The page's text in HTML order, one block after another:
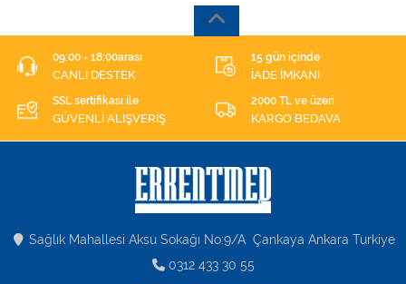
09:00 - 18:00arası
CANLI DESTEK
15 gün içinde
İADE İMKANI
SSL sertifikası ile
GÜVENLİ ALIŞVERİŞ
2000 TL ve üzeri
KARGO BEDAVA
Sağlık Mahallesi Aksu Sokağı No:9/A Çankaya Ankara Turkiye
0312 433 30 55